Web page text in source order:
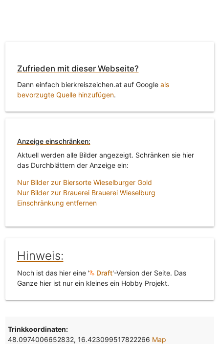
Zufrieden mit dieser Webseite?
Dann einfach bierkreiszeichen.at auf Google als
bevorzugte Quelle hinzufügen.
Anzeige einschränken:
Aktuell werden alle Bilder angezeigt. Schränken sie hier
das Durchblättern der Anzeige ein:
Nur Bilder zur Biersorte Wieselburger Gold
Nur Bilder zur Brauerei Brauerei Wieselburg
Einschränkung entfernen
Hinweis:
Noch ist das hier eine ' Draft'-Version der Seite. Das
Ganze hier ist nur ein kleines ein Hobby Projekt.
Trinkkoordinaten:
48.0974006652832, 16.423099517822266 Map